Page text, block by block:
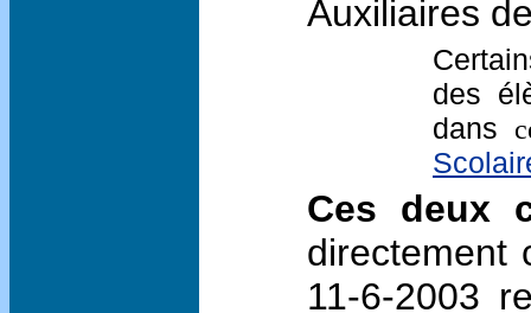
Auxiliaires
des
dans
Ces deux
directement
11-6-2003